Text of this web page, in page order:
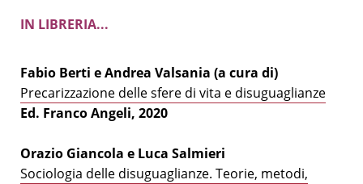
IN LIBRERIA...
Fabio Berti e Andrea Valsania (a cura di)
Precarizzazione delle sfere di vita e disuguaglianze
Ed. Franco Angeli, 2020
Orazio Giancola e Luca Salmieri
Sociologia delle disuguaglianze. Teorie, metodi,